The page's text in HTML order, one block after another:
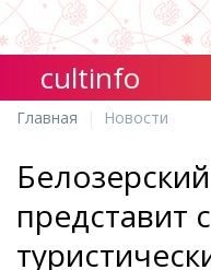
cultinfo
Главная Новости
представит